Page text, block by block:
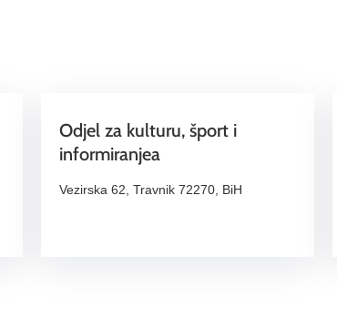
Odjel za kulturu, šport i
informiranjea
Vezirska 62, Travnik 72270, BiH